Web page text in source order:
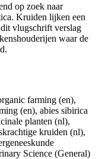
op zoek naar
Kruiden lijken een
vlugschrift verslag
waar de
farming (en),
(en), abies sibirica
planten (nl),
kruiden (nl),
Science (General)